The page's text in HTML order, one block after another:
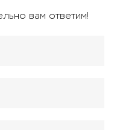
вам ответим!